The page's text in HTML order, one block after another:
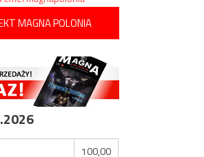
MAGNA POLONIA
100,00